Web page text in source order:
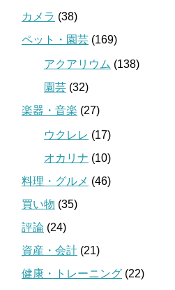
カメラ (38)
ペット・園芸 (169)
アクアリウム (138)
園芸 (32)
楽器・音楽 (27)
ウクレレ (17)
オカリナ (10)
料理・グルメ (46)
買い物 (35)
評論 (24)
資産・会計 (21)
健康・トレーニング (22)